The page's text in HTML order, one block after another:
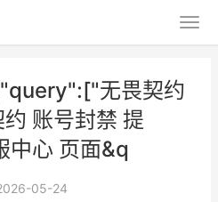
无畏契约
账号封禁 提
中心 页面&q
05-24